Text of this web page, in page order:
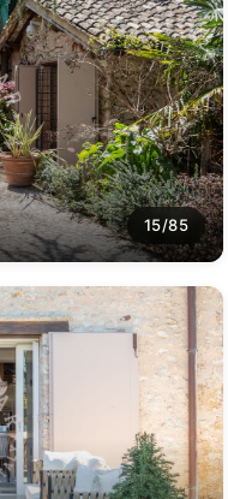
15/85